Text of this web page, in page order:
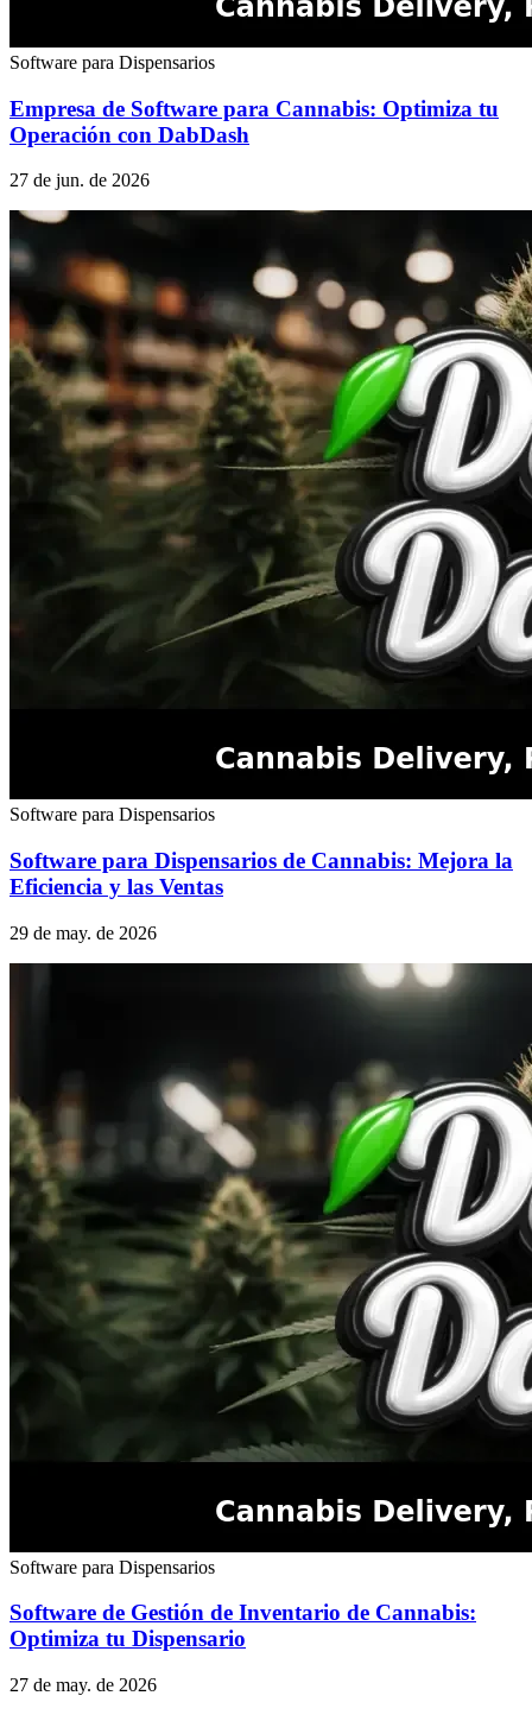
Software para Dispensarios
Empresa de Software para Cannabis: Optimiza tu
Operación con DabDash
27 de jun. de 2026
Software para Dispensarios
Software para Dispensarios de Cannabis: Mejora la
Eficiencia y las Ventas
29 de may. de 2026
Software para Dispensarios
Software de Gestión de Inventario de Cannabis:
Optimiza tu Dispensario
27 de may. de 2026